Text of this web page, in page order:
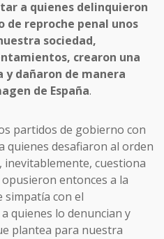
a quienes delinquieron
de reproche penal unos
sociedad,
crearon una
dañaron de manera
de España.
partidos de gobierno con
quienes desafiaron al orden
cuestiona
entonces a la
simpatía con el
quienes lo denuncian y
plantea para nuestra